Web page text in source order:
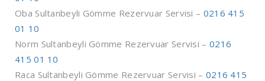
Oba Sultanbeyli Gömme Rezervuar Servisi – 0216 415
01 10
Norm Sultanbeyli Gömme Rezervuar Servisi – 0216
415 01 10
Raca Sultanbeyli Gömme Rezervuar Servisi – 0216 415